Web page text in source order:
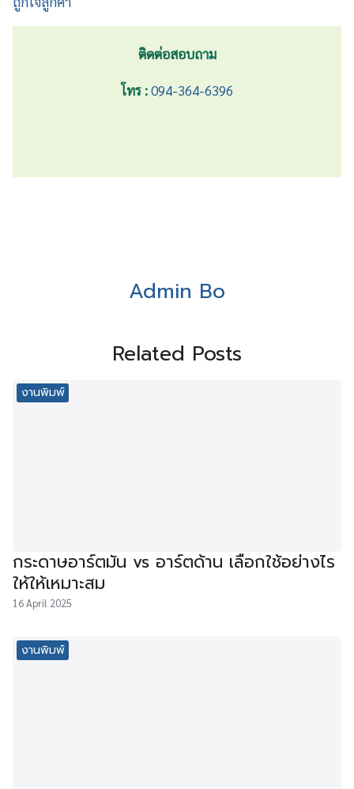
ติดต่อสอบถาม
โทร :094-364-6396
Admin Bo
Related Posts
งานพิมพ์
กระดาษอาร์ตมัน vs อาร์ตด้าน เลือกใช้อย่างไร
ให้ให้เหมาะสม
16 April 2025
งานพิมพ์